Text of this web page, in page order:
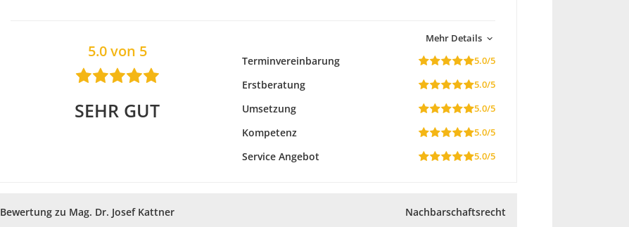
5.0 von 5
SEHR GUT
Mehr Details
Terminvereinbarung 5.0/5
Erstberatung 5.0/5
Umsetzung 5.0/5
Kompetenz 5.0/5
Service Angebot 5.0/5
Bewertung zu Mag. Dr. Josef Kattner Nachbarschaftsrecht